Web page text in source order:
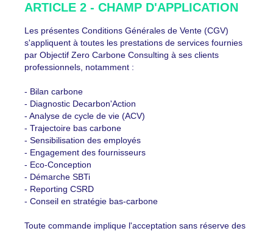
ARTICLE 2 - CHAMP D'APPLICATION
Les présentes Conditions Générales de Vente (CGV)
s'appliquent à toutes les prestations de services fournies
par Objectif Zero Carbone Consulting à ses clients
professionnels, notamment :
- Bilan carbone
- Diagnostic Decarbon'Action
- Analyse de cycle de vie (ACV)
- Trajectoire bas carbone
- Sensibilisation des employés
- Engagement des fournisseurs
- Eco-Conception
- Démarche SBTi
- Reporting CSRD
- Conseil en stratégie bas-carbone
Toute commande implique l'acceptation sans réserve des